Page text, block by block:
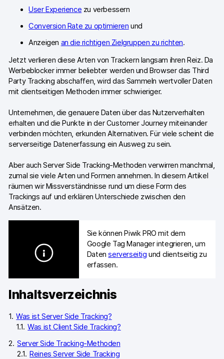
User Experience zu verbessern
Conversion Rate zu optimieren und
Anzeigen an die richtigen Zielgruppen zu richten.
Jetzt verlieren diese Arten von Trackern langsam ihren Reiz. Da
Werbeblocker immer beliebter werden und Browser das Third
Party Tracking abschaffen, wird das Sammeln wertvoller Daten
mit clientseitigen Methoden immer schwieriger.
Unternehmen, die genauere Daten über das Nutzerverhalten
erhalten und die Punkte in der Customer Journey miteinander
verbinden möchten, erkunden Alternativen. Für viele scheint die
serverseitige Datenerfassung ein Ausweg zu sein.
Aber auch Server Side Tracking-Methoden verwirren manchmal,
zumal sie viele Arten und Formen annehmen. In diesem Artikel
räumen wir Missverständnisse rund um diese Form des
Trackings auf und erklären Unterschiede zwischen den
Ansätzen.
Sie können Piwik PRO mit dem
Google Tag Manager integrieren, um
Datenserverseitig und clientseitig zu
erfassen.
Inhaltsverzeichnis
Was ist Server Side Tracking?
Was ist Client Side Tracking?
Server Side Tracking-Methoden
Reines Server Side Tracking